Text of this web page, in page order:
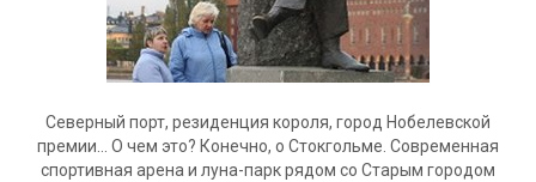
Северный порт, резиденция короля, город Нобелевской
премии… О чем это? Конечно, о Стокгольме. Современная
спортивная арена и луна-парк рядом со Старым городом